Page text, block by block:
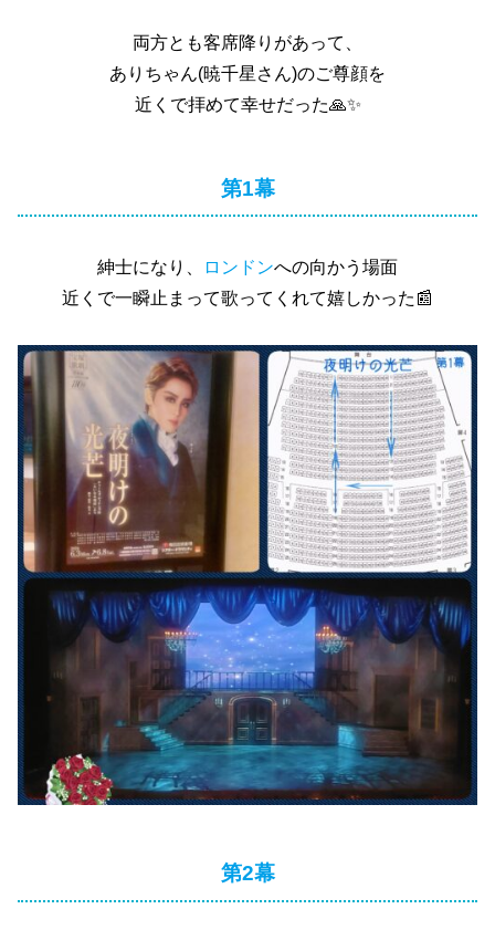
両方とも客席降りがあって、
ありちゃん(暁千星さん)のご尊顔を
近くで拝めて幸せだった🙏✨
第1幕
紳士になり、 ロンドンへの向かう場面
近くで一瞬止まって歌ってくれて嬉しかった📰
第2幕